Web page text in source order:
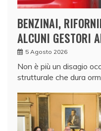
BENZINAI,
ALCUNI GESTORI
5 Agosto 2026
Non è più un disagio
strutturale che dura